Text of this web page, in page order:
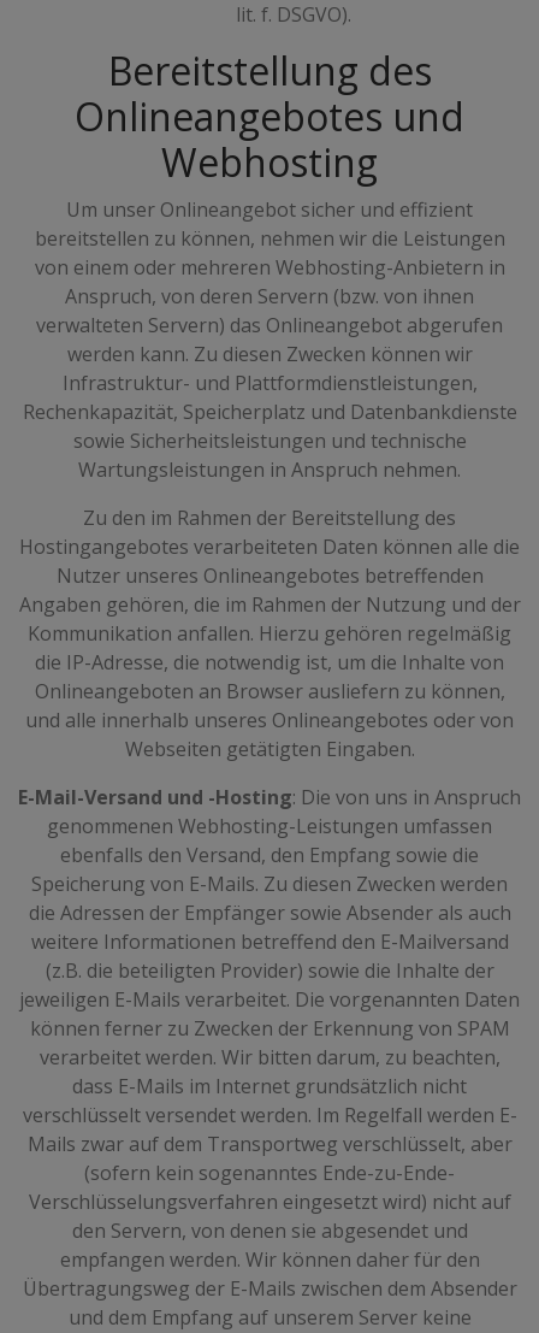
lit. f. DSGVO).
Bereitstellung des
Onlineangebotes und
Webhosting
Um unser Onlineangebot sicher und effizient
bereitstellen zu können, nehmen wir die Leistungen
von einem oder mehreren Webhosting-Anbietern in
Anspruch, von deren Servern (bzw. von ihnen
verwalteten Servern) das Onlineangebot abgerufen
werden kann. Zu diesen Zwecken können wir
Infrastruktur- und Plattformdienstleistungen,
Rechenkapazität, Speicherplatz und Datenbankdienste
sowie Sicherheitsleistungen und technische
Wartungsleistungen in Anspruch nehmen.
Zu den im Rahmen der Bereitstellung des
Hostingangebotes verarbeiteten Daten können alle die
Nutzer unseres Onlineangebotes betreffenden
Angaben gehören, die im Rahmen der Nutzung und der
Kommunikation anfallen. Hierzu gehören regelmäßig
die IP-Adresse, die notwendig ist, um die Inhalte von
Onlineangeboten an Browser ausliefern zu können,
und alle innerhalb unseres Onlineangebotes oder von
Webseiten getätigten Eingaben.
E-Mail-Versand und -Hosting: Die von uns in Anspruch
genommenen Webhosting-Leistungen umfassen
ebenfalls den Versand, den Empfang sowie die
Speicherung von E-Mails. Zu diesen Zwecken werden
die Adressen der Empfänger sowie Absender als auch
weitere Informationen betreffend den E-Mailversand
(z.B. die beteiligten Provider) sowie die Inhalte der
jeweiligen E-Mails verarbeitet. Die vorgenannten Daten
können ferner zu Zwecken der Erkennung von SPAM
verarbeitet werden. Wir bitten darum, zu beachten,
dass E-Mails im Internet grundsätzlich nicht
verschlüsselt versendet werden. Im Regelfall werden E-
Mails zwar auf dem Transportweg verschlüsselt, aber
(sofern kein sogenanntes Ende-zu-Ende-
Verschlüsselungsverfahren eingesetzt wird) nicht auf
den Servern, von denen sie abgesendet und
empfangen werden. Wir können daher für den
Übertragungsweg der E-Mails zwischen dem Absender
und dem Empfang auf unserem Server keine